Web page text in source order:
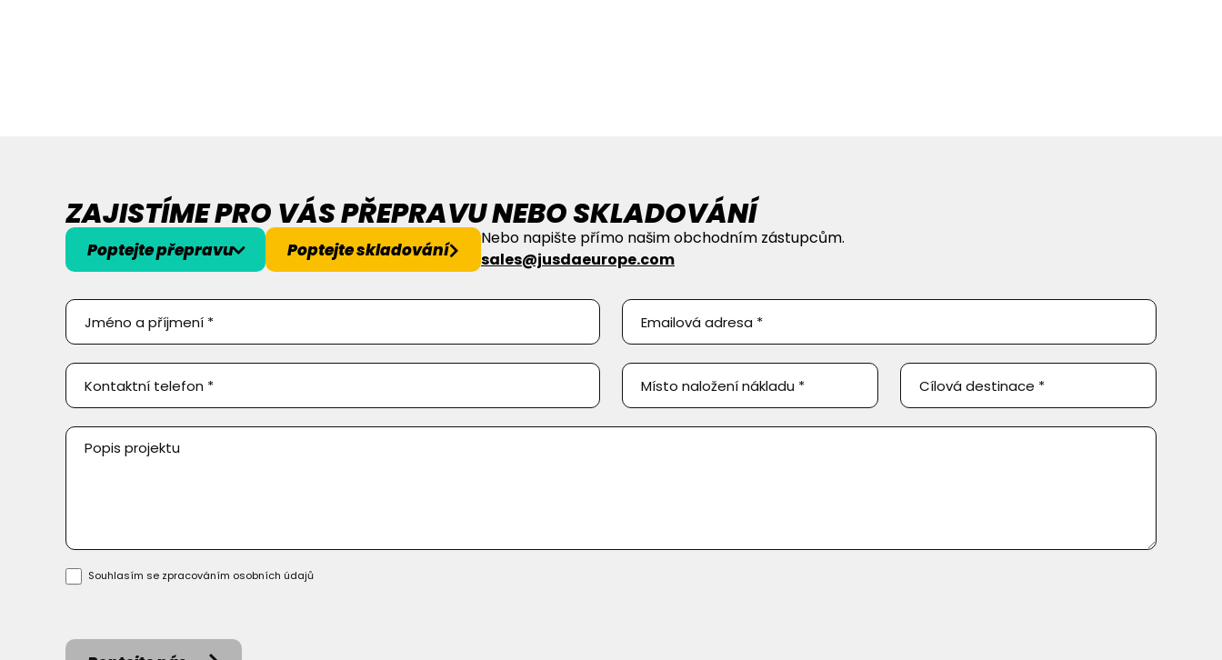
ZAJISTÍME PRO VÁS PŘEPRAVU NEBO SKLADOVÁNÍ
Poptejte přepravu Poptejte skladování
Nebo napište přímo našim obchodním zástupcům.
sales@jusdaeurope.com
Poptejte
přepravu
Souhlasím se zpracováním osobních údajů